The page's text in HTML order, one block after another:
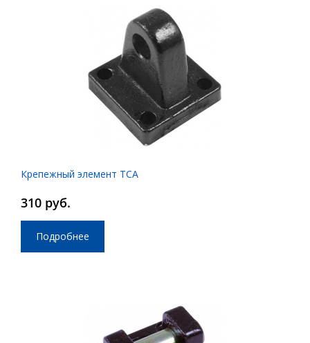
Крепежный элемент TCA
310 руб.
Подробнее